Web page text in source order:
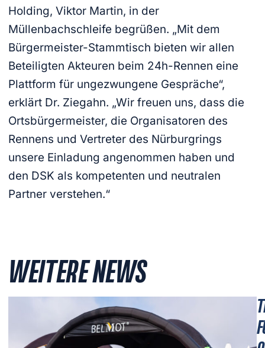
Holding, Viktor Martin, in der
Müllenbachschleife begrüßen. „Mit dem
Bürgermeister-Stammtisch bieten wir allen
Beteiligten Akteuren beim 24h-Rennen eine
Plattform für ungezwungene Gespräche“,
erklärt Dr. Ziegahn. „Wir freuen uns, dass die
Ortsbürgermeister, die Organisatoren des
Rennens und Vertreter des Nürburgrings
unsere Einladung angenommen haben und
den DSK als kompetenten und neutralen
Partner verstehen.“
WEITERE NEWS